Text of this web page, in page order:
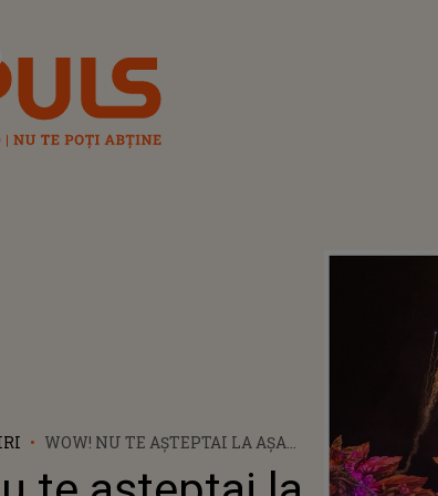
WOW! NU TE AȘTEPTAI LA AȘA
ORGANIZATORII FESTIVALULUI